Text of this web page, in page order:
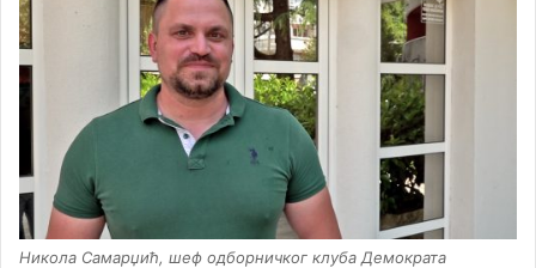
Никола Самарџић, шеф одборничког клуба Демократа